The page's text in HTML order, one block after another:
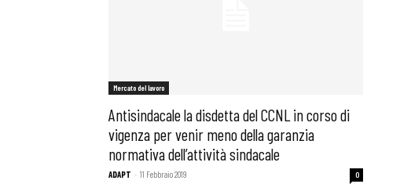
Mercato del lavoro
Antisindacale la disdetta del CCNL in corso di
vigenza per venir meno della garanzia
normativa dell’attività sindacale
ADAPT - 11 Febbraio 2019 0